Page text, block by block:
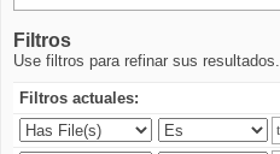
Filtros
Use filtros para refinar sus resultados.
Filtros actuales: